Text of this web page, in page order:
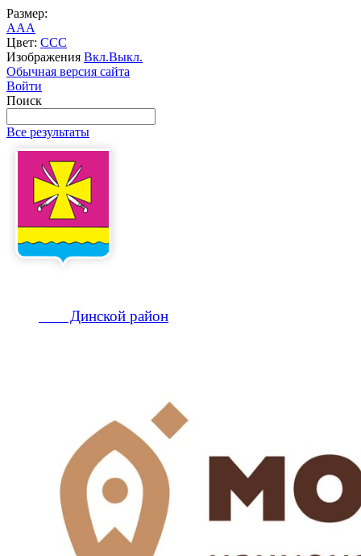
Размер:
AAA
Цвет: CCC
Изображения Вкл.Выкл.
Обычная версия сайта
Войти
Поиск
Все результаты
Динской район